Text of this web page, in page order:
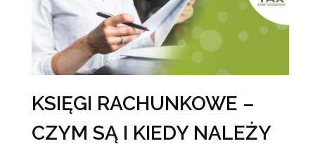
KSIĘGI RACHUNKOWE –
CZYM SĄ I KIEDY NALEŻY